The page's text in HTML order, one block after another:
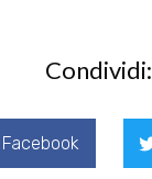
Condividi:
Facebook